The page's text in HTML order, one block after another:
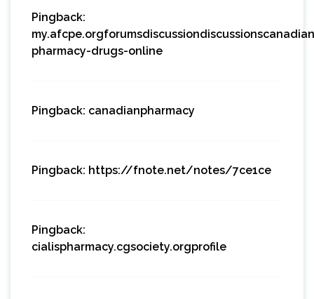
Pingback:
pharmacy-drugs-online
Pingback: canadianpharmacy
Pingback: https://fnote.net/notes/7ce1ce
Pingback:
cialispharmacy.cgsociety.orgprofile